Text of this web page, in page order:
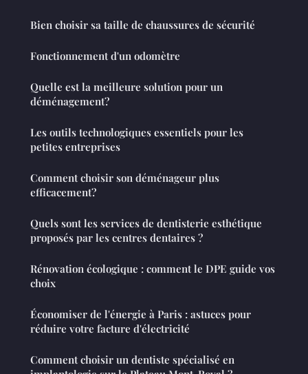
Bien choisir sa taille de chaussures de sécurité
Fonctionnement d'un odomètre
Quelle est la meilleure solution pour un
déménagement?
Les outils technologiques essentiels pour les
petites entreprises
Comment choisir son déménageur plus
efficacement?
Quels sont les services de dentisterie esthétique
proposés par les centres dentaires ?
Rénovation écologique : comment le DPE guide vos
choix
Économiser de l'énergie à Paris : astuces pour
réduire votre facture d'électricité
Comment choisir un dentiste spécialisé en